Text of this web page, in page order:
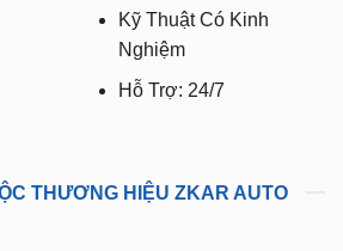
Kỹ Thuật Có Kinh
Nghiệm
Hỗ Trợ: 24/7
THƯƠNG HIỆU ZKAR AUTO